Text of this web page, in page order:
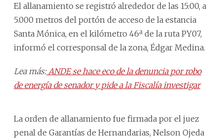
El allanamiento se registró alrededor de las 15:00, a
5.000 metros del portón de acceso de la estancia
Santa Mónica, en el kilómetro 46ª de la ruta PY07,
informó el corresponsal de la zona, Édgar Medina.
Lea más:ANDE se hace eco de la denuncia por robo
de energía de senador y pide a la Fiscalía investigar
La orden de allanamiento fue firmada por el juez
penal de Garantías de Hernandarias, Nelson Ojeda